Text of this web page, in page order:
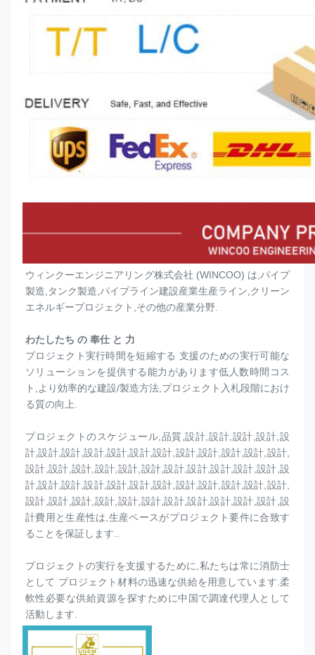
ウィンクーエンジニアリング株式会社 (WINCOO) は,パイプ
製造,タンク製造,パイプライン建設産業生産ライン,クリーン
エネルギープロジェクト,その他の産業分野.
わたしたち の 奉仕 と 力
プロジェクト実行時間を短縮する 支援のための実行可能な
ソリューションを提供する能力があります低人数時間コス
ト,より効率的な建設/製造方法,プロジェクト入札段階におけ
る質の向上.
プロジェクトのスケジュール,品質,設計,設計,設計,設計,設
計,設計,設計,設計,設計,設計,設計,設計,設計,設計,設計,設計,
設計,設計,設計,設計,設計,設計,設計,設計,設計,設計,設計,設
計,設計,設計,設計,設計,設計,設計,設計,設計,設計,設計,設計,
設計,設計,設計,設計,設計,設計,設計,設計,設計,設計,設計,設
計費用と生産性は,生産ペースがプロジェクト要件に合致す
ることを保証します..
プロジェクトの実行を支援するために,私たちは常に消防士
として プロジェクト材料の迅速な供給を用意しています.柔
軟性必要な供給資源を探すために中国で調達代理人として
活動します.